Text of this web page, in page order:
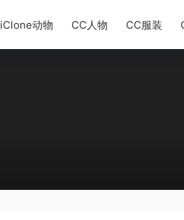
iClone动物 CC人物 CC服装